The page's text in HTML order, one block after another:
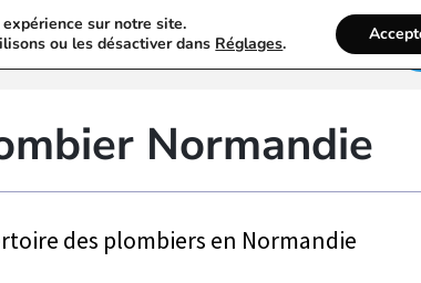
Du Plombier Recherche
Normandie
des plombiers en Normandie
sur notre site.
ou les désactiver dans Réglages.